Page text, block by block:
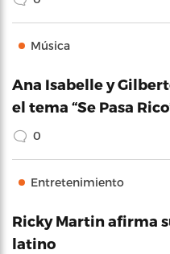
Música
Ana Isabelle y
el tema “Se Pasa
0
Entretenimiento
Ricky Martin afirma
latino